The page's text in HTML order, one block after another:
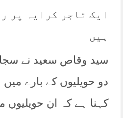
ایک تاجر کرایہ پر
ہیں
سید وقاص سعید نے
دو حویلیوں کے بارے میں
کہنا ہے کہ ان حویلیوں